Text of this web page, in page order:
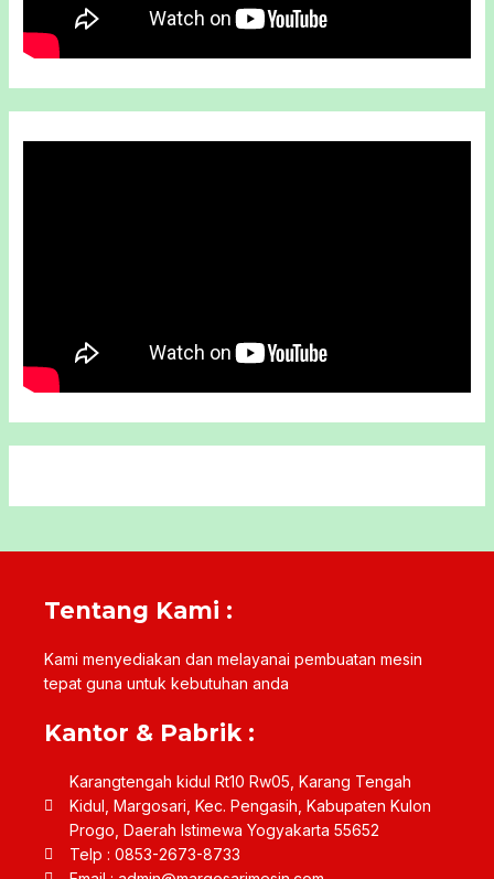
Tentang Kami :
Kami menyediakan dan melayanai pembuatan mesin
tepat guna untuk kebutuhan anda
Kantor & Pabrik :
Karangtengah kidul Rt10 Rw05, Karang Tengah
Kidul, Margosari, Kec. Pengasih, Kabupaten Kulon
Progo, Daerah Istimewa Yogyakarta 55652
Telp : 0853-2673-8733